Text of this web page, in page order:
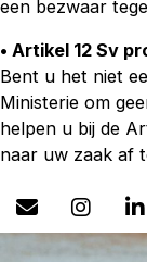
een bezwaar
• Artikel 12 Sv
Bent u het niet
Ministerie om
helpen u bij de
naar uw zaak af